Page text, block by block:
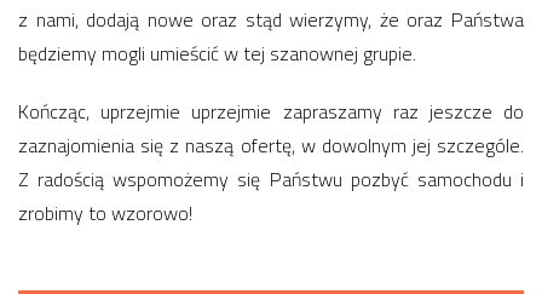
z nami, dodają nowe oraz stąd wierzymy, że oraz Państwa
będziemy mogli umieścić w tej szanownej grupie.
Kończąc, uprzejmie uprzejmie zapraszamy raz jeszcze do
zaznajomienia się z naszą ofertę, w dowolnym jej szczególe.
Z radością wspomożemy się Państwu pozbyć samochodu i
zrobimy to wzorowo!